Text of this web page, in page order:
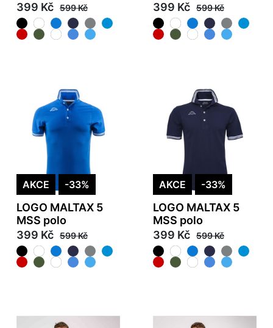
399 Kč 599 Kč
399 Kč 599 Kč
AKCE -33%
LOGO MALTAX 5
MSS polo
399 Kč 599 Kč
AKCE -33%
LOGO MALTAX 5
MSS polo
399 Kč 599 Kč